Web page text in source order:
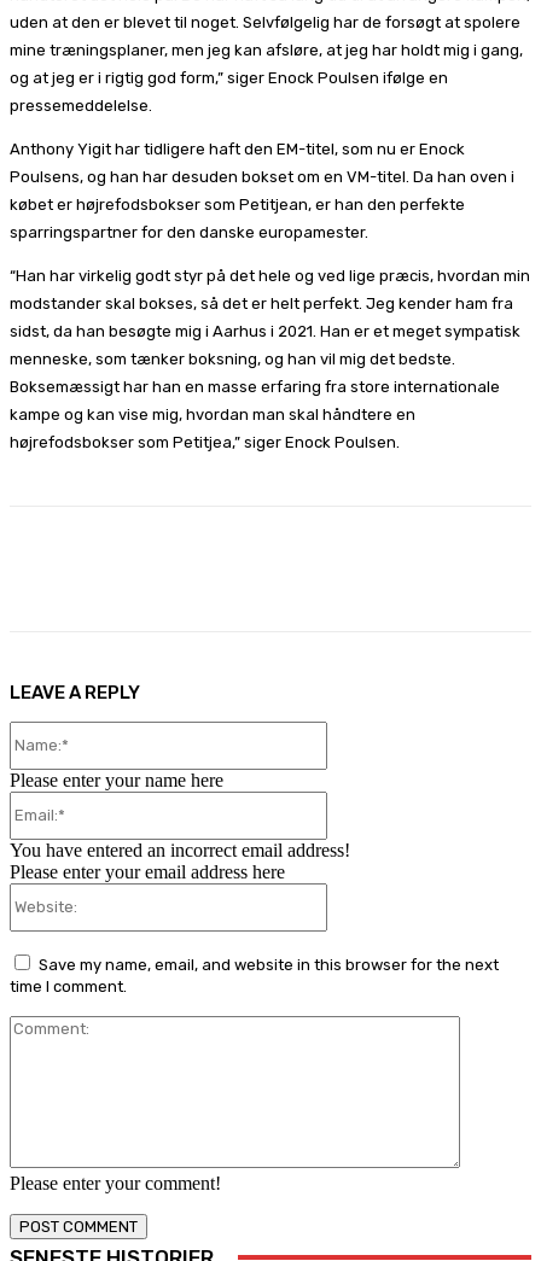
uden at den er blevet til noget. Selvfølgelig har de forsøgt at spolere
mine træningsplaner, men jeg kan afsløre, at jeg har holdt mig i gang,
og at jeg er i rigtig god form,” siger Enock Poulsen ifølge en
pressemeddelelse.
Anthony Yigit har tidligere haft den EM-titel, som nu er Enock
Poulsens, og han har desuden bokset om en VM-titel. Da han oven i
købet er højrefodsbokser som Petitjean, er han den perfekte
sparringspartner for den danske europamester.
“Han har virkelig godt styr på det hele og ved lige præcis, hvordan min
modstander skal bokses, så det er helt perfekt. Jeg kender ham fra
sidst, da han besøgte mig i Aarhus i 2021. Han er et meget sympatisk
menneske, som tænker boksning, og han vil mig det bedste.
Boksemæssigt har han en masse erfaring fra store internationale
kampe og kan vise mig, hvordan man skal håndtere en
højrefodsbokser som Petitjea,” siger Enock Poulsen.
LEAVE A REPLY
Please enter your comment!
Please enter your name here
You have entered an incorrect email address!
Please enter your email address here
Save my name, email, and website in this browser for the next
time I comment.